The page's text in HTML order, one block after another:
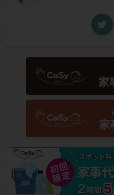
家
家